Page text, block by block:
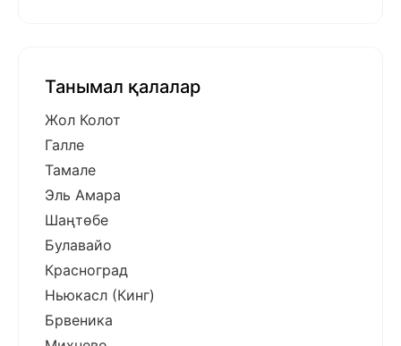
Танымал қалалар
Жол Колот
Галле
Тамале
Эль Амара
Шаңтөбе
Булавайо
Красноград
Ньюкасл (Кинг)
Брвеника